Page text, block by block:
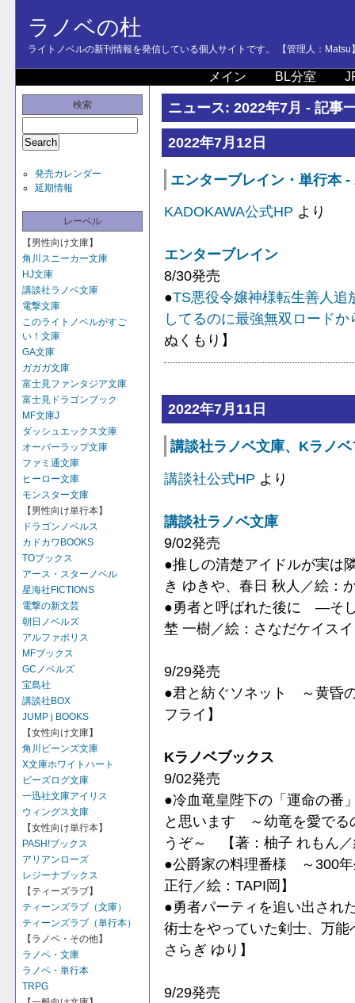
ラノベの杜
ライトノベルの新刊情報を発信している個人サイトです。 【管理人：Matsu
メイン BL分室
検索
発売カレンダー
延期情報
レーベル
【男性向け文庫】
角川スニーカー文庫
HJ文庫
講談社ラノベ文庫
電撃文庫
このライトノベルがすご
い！文庫
GA文庫
ガガガ文庫
富士見ファンタジア文庫
富士見ドラゴンブック
MF文庫J
ダッシュエックス文庫
オーバーラップ文庫
ファミ通文庫
ヒーロー文庫
モンスター文庫
【男性向け単行本】
ドラゴンノベルス
カドカワBOOKS
TOブックス
アース・スターノベル
星海社FICTIONS
電撃の新文芸
朝日ノベルズ
アルファポリス
MFブックス
GCノベルズ
宝島社
講談社BOX
JUMP j BOOKS
【女性向け文庫】
角川ビーンズ文庫
X文庫ホワイトハート
ビーズログ文庫
一迅社文庫アイリス
ウィングス文庫
【女性向け単行本】
PASH!ブックス
アリアンローズ
レジーナブックス
【ティーズラブ】
ティーンズラブ（文庫）
ティーンズラブ（単行本）
【ラノベ・その他】
ラノベ・文庫
ラノベ・単行本
TRPG
ニュース: 2022年7月 - 記事
2022年7月12日
エンターブレイン・単行本
KADOKAWA公式HP より
エンターブレイン
8/30発売
●TS悪役令嬢神様転生善人
してるのに最強無双ロード
ぬくもり】
2022年7月11日
講談社ラノベ文庫、Kラノ
講談社公式HP より
講談社ラノベ文庫
9/02発売
●推しの清楚アイドルが実
き ゆきや、春日 秋人／絵：
●勇者と呼ばれた後に ―そ
埜 一樹／絵：さなだケイス
9/29発売
●君と紡ぐソネット ～黄昏
フライ】
Kラノベブックス
9/02発売
●冷血竜皇陛下の「運命の番
と思います ～幼竜を愛でる
うぞ～ 【著：柚子 れもん
●公爵家の料理番様 ～300
正行／絵：TAPI岡】
●勇者パーティを追い出さ
術士をやっていた剣士、万
さらぎ ゆり】
9/29発売